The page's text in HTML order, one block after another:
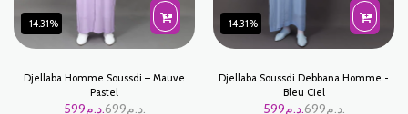
-14.31%
Djellaba Homme Soussdi – Mauve
Pastel
699 د.م. 599 د.م.
-14.31%
Djellaba Soussdi Debbana Homme -
Bleu Ciel
699 د.م. 599 د.م.